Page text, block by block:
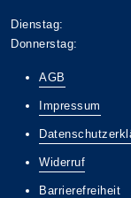
Dienstag:
Donnerstag:
AGB
Impressum
Widerruf
Barrierefreiheit